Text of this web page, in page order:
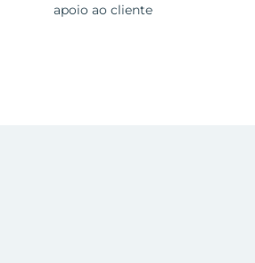
apoio ao cliente